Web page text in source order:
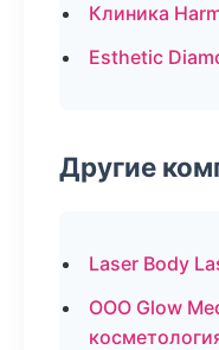
Клиника
Esthetic
Другие
Laser Body
ООО Glow